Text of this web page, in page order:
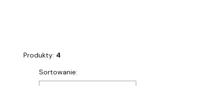
Produkty: 4
Lista produktów
Sortowanie: